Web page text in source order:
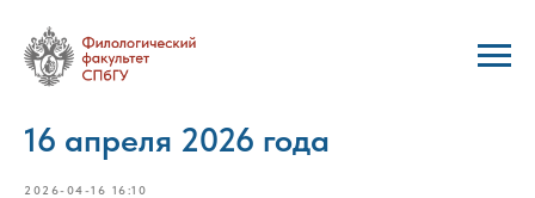
16 апреля 2026 года
2026-04-16 16:10